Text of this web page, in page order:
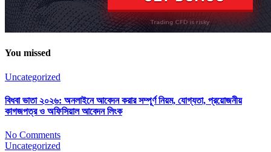
You missed
Uncategorized
বিধবা ভাতা ২০২৬: অনলাইনে আবেদন করার সম্পূর্ণ নিয়ম, যোগ্যতা, প্রয়োজনীয়
কাগজপত্র ও অফিসিয়াল আবেদন লিংক
No Comments
Uncategorized